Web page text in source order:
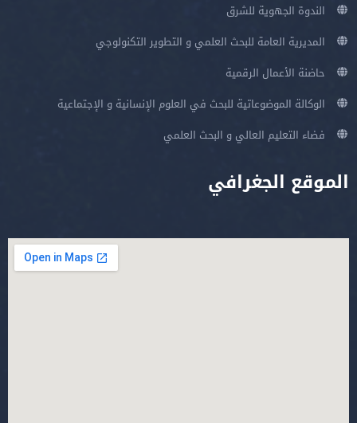
الندوة الجهوية للشرق
المديرية العامة للبحث العلمي و التطوير التكنولوجي
حاضنة الأعمال الرقمية
الوكالة الموضوعاتية للبحث في العلوم الإنسانية و الإجتماعية
فضاء التعليم العالي و البحث العلمي
الموقع الجغرافي